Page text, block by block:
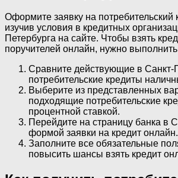
Оформите заявку на потребительский
изучив условия в кредитных
Петербурга на сайте. Чтобы взять
поручителей онлайн, нужно
Сравните действующие в Санкт-
потребительские кредиты
Выберите из представленных
подходящие потребительские
процентной ставкой.
Перейдите на страницу банка в
формой заявки на кредит онлайн.
Заполните все обязательные
повысить шансы взять кредит